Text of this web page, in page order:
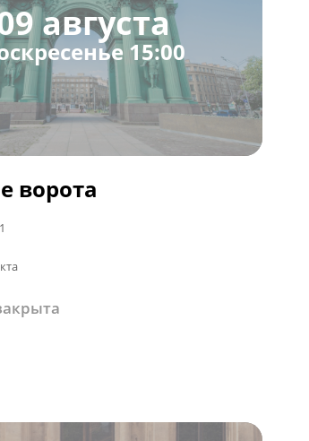
августа
15:00
ворота